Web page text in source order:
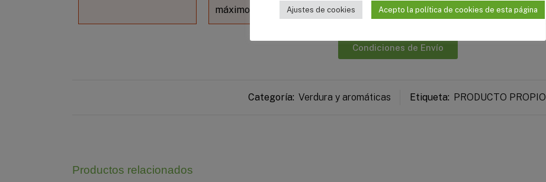
máximo de kg
Condiciones de Envío
Categoría: Verdura y aromáticas Etiqueta: PRODUCTO PROPIO
Productos relacionados
Ajustes de cookies Acepto la política de cookies de esta página